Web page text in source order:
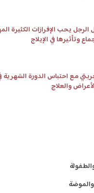
يحب الإفرازات الكثيرة
وتأثيرها في الإيلاج
مع احتباس الدورة الشهرية
والعلاج